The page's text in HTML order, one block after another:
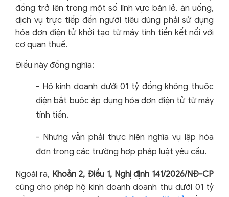
đồng trở lên trong một số lĩnh vực bán lẻ, ăn uống,
dịch vụ trực tiếp đến người tiêu dùng phải sử dụng
hóa đơn điện tử khởi tạo từ máy tính tiền kết nối với
cơ quan thuế.
Điều này đồng nghĩa:
- Hộ kinh doanh dưới 01 tỷ đồng không thuộc
diện bắt buộc áp dụng hóa đơn điện tử từ máy
tính tiền.
- Nhưng vẫn phải thực hiện nghĩa vụ lập hóa
đơn trong các trường hợp pháp luật yêu cầu.
Ngoài ra, Khoản 2, Điều 1, Nghị định 141/2026/NĐ-CP
cũng cho phép hộ kinh doanh doanh thu dưới 01 tỷ